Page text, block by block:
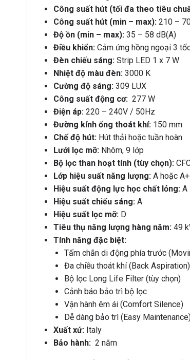
Công suất hút (tối đa theo tiêu
Công suất hút (min – max):210 –
Độ ồn (min – max):35 – 58 dB(A)
Điều khiển:Cảm ứng hồng ngoại 3
Đèn chiếu sáng:Strip LED 1 x 7 W
Nhiệt độ màu đèn:3000 K
Cường độ sáng:309 LUX
Công suất động cơ:277 W
Điện áp:220 – 240V / 50Hz
Đường kính ống thoát khí:150 mm
Chế độ hút:Hút thải hoặc tuần hoàn
Lưới lọc mỡ:Nhôm, 9 lớp
Bộ lọc than hoạt tính (tùy chọn):
Lớp hiệu suất năng lượng:A hoặc
Hiệu suất động lực học chất lỏng:A
Hiệu suất chiếu sáng:A
Hiệu suất lọc mỡ:D
Tiêu thụ năng lượng hàng năm:49
Tính năng đặc biệt:
Tấm chắn di động phía trước
Đa chiều thoát khí (Back Aspiration)
Bộ lọc Long Life Filter (tùy chọn)
Cảnh báo bảo trì bộ lọc
Vận hành êm ái (Comfort Silence)
Dễ dàng bảo trì (Easy
Xuất xứ:Italy
Bảo hành:2 năm